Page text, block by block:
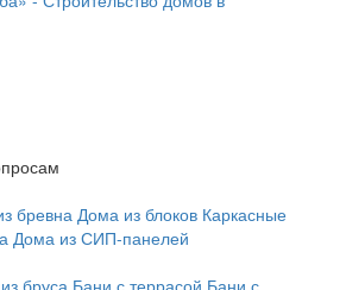
бревна Дома из блоков Каркасные
Дома из СИП-панелей